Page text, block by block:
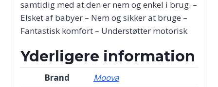
samtidig med at den er nem og enkel i brug. –
Elsket af babyer – Nem og sikker at bruge –
Fantastisk komfort – Understøtter motorisk
Yderligere information
Brand
Moova